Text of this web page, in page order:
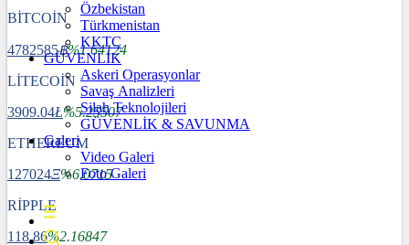
BİTCOİN
4782585฿%1.64124
LİTECOİN
3909.04Ł%5.25507
ETHEREUM
127024Ξ%6.0715
RİPPLE
118.86%2.16847
Özbekistan
Türkmenistan
KKTC
GÜVENLİK
Askeri Operasyonlar
Savaş Analizleri
Silah Teknolojileri
GÜVENLİK & SAVUNMA
Galeri
Video Galeri
Foto Galeri